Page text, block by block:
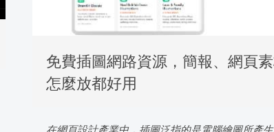
免費插圖網路資源，簡報、網頁
怎麼放都好用
在網頁設計產業中，插圖泛指的是電腦繪圖所產